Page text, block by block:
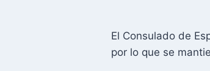
El Consulado de
por lo que se